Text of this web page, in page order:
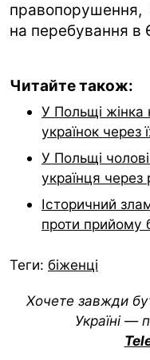
на перебування в
Читайте також:
У Польщі жінка
українок через
У Польщі
українця
Історичний
проти прийому
Теги: біженці
Хочете завжди
Україні —